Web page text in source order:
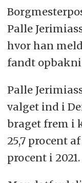
Palle
hvor han
fandt
Palle
valget ind i
braget frem i
25,7 procent
procent i 2021.